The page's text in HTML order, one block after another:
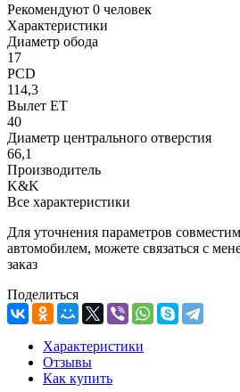
Рекомендуют 0 человек
Характеристики
Диаметр обода
17
PCD
114,3
Вылет ET
40
Диаметр центрального отверстия
66,1
Производитель
K&K
Все характеристики
Для уточнения параметров
автомобилем, можете связаться с
заказ
Поделиться
Характеристики
Отзывы
Как купить